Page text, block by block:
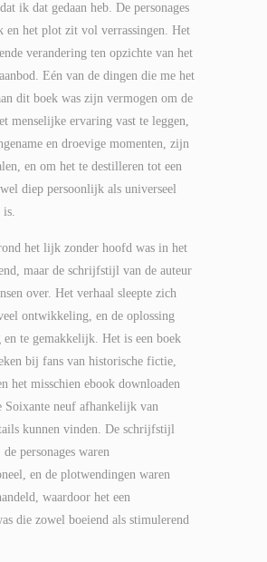
ik dat gedaan heb. De personages
en het plot zit vol verrassingen. Het
verandering ten opzichte van het
Eén van de dingen die me het
dit boek was zijn vermogen om de
menselijke ervaring vast te leggen,
en droevige momenten, zijn
en om het te destilleren tot een
diep persoonlijk als universeel
is.
het lijk zonder hoofd was in het
maar de schrijfstijl van de auteur
over. Het verhaal sleepte zich
ontwikkeling, en de oplossing
en te gemakkelijk. Het is een boek
bij fans van historische fictie,
het misschien ebook downloaden
Soixante neuf afhankelijk van
kunnen vinden. De schrijfstijl
personages waren
en de plotwendingen waren
waardoor het een
die zowel boeiend als stimulerend